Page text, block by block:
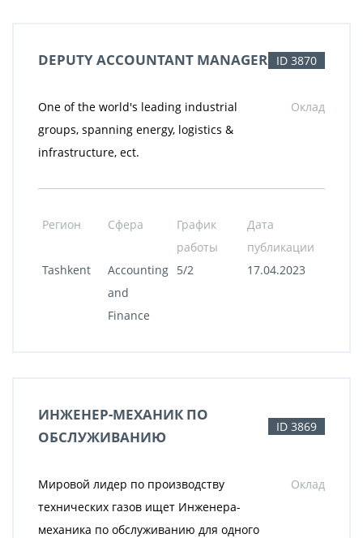
DEPUTY ACCOUNTANT MANAGER ID 3870
One of the world's leading industrial
groups, spanning energy, logistics &
infrastructure, ect.
Оклад
Регион Сфера
График
работы
Дата
публикации
Tashkent
Accounting
and
Finance
5/2 17.04.2023
ИНЖЕНЕР-МЕХАНИК ПО
ОБСЛУЖИВАНИЮ
ID 3869
Мировой лидер по производству
технических газов ищет Инженера-
механика по обслуживанию для одного
Оклад